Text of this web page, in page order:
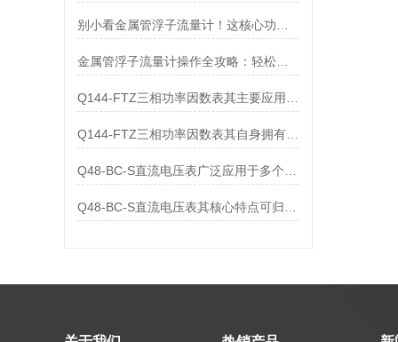
金属管浮子流量计操作全攻略：轻松拿捏，精准掌控每一步！
Q144-FTZ三相功率因数表其自身拥有怎样的功能呢？